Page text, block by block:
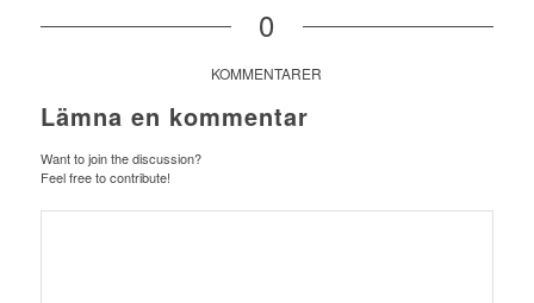
0
KOMMENTARER
Lämna en kommentar
Want to join the discussion?
Feel free to contribute!